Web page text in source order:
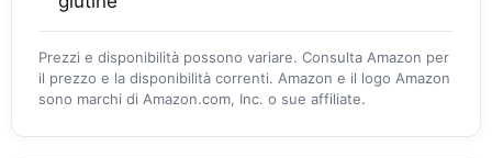
Prezzi e disponibilità possono variare. Consulta Amazon per
il prezzo e la disponibilità correnti. Amazon e il logo Amazon
sono marchi di Amazon.com, Inc. o sue affiliate.